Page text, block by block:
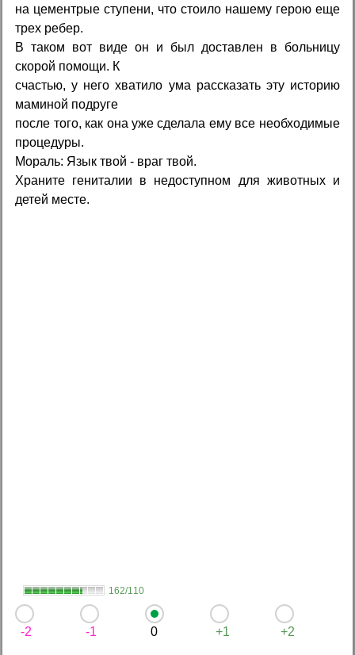
на цементрые ступени, что стоило нашему герою еще
трех ребер.
В таком вот виде он и был доставлен в больницу
скорой помощи. К
счастью, у него хватило ума рассказать эту историю
маминой подруге
после того, как она уже сделала ему все необходимые
процедуры.
Мораль: Язык твой - враг твой.
Храните гениталии в недоступном для животных и
детей месте.
162/110
-2 -1 0 +1 +2